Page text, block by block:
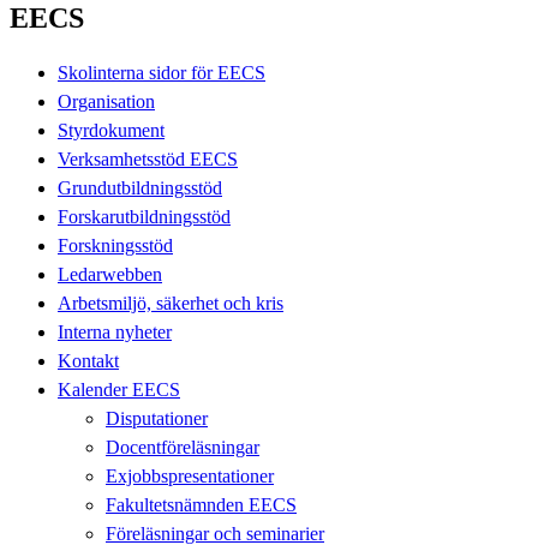
EECS
Skolinterna sidor för EECS
Organisation
Styrdokument
Verksamhetsstöd EECS
Grundutbildningsstöd
Forskarutbildningsstöd
Forskningsstöd
Ledarwebben
Arbetsmiljö, säkerhet och kris
Interna nyheter
Kontakt
Kalender EECS
Disputationer
Docentföreläsningar
Exjobbspresentationer
Fakultetsnämnden EECS
Föreläsningar och seminarier